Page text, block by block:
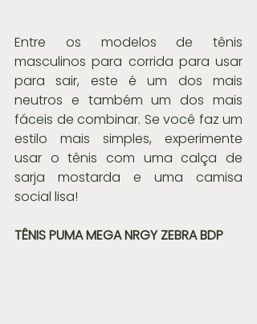
Entre os modelos de tênis
masculinos para corrida para usar
para sair, este é um dos mais
neutros e também um dos mais
fáceis de combinar. Se você faz um
estilo mais simples, experimente
usar o tênis com uma calça de
sarja mostarda e uma camisa
social lisa!
TÊNIS PUMA MEGA NRGY ZEBRA BDP